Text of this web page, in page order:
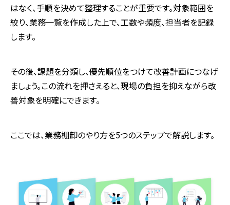
はなく、手順を決めて整理することが重要です。対象範囲を
絞り、業務一覧を作成した上で、工数や頻度、担当者を記録
します。
その後、課題を分類し、優先順位をつけて改善計画につなげ
ましょう。この流れを押さえると、現場の負担を抑えながら改
善対象を明確にできます。
ここでは、業務棚卸のやり方を5つのステップで解説します。